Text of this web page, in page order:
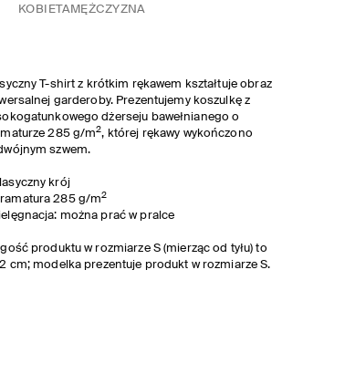
KOBIETA MĘŻCZYZNA
T-shirt z krótkim rękawem kształtuje obraz
garderoby. Prezentujemy koszulkę z
dżerseju bawełnianego o
285 g/m2, której rękawy wykończono
szwem.
krój
285 g/m2
można prać w pralce
produktu w rozmiarze S (mierząc od tyłu) to
cm; modelka prezentuje produkt w rozmiarze S.